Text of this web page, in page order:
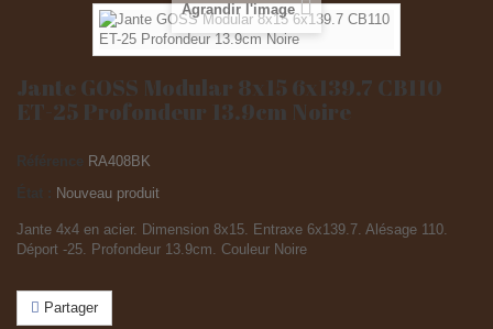
Agrandir l'image
Jante GOSS Modular 8x15 6x139.7 CB110
ET-25 Profondeur 13.9cm Noire
Référence
RA408BK
Nouveau produit
Jante 4x4 en acier. Dimension 8x15. Entraxe 6x139.7. Alésage 110.
Déport -25. Profondeur 13.9cm. Couleur Noire
Partager